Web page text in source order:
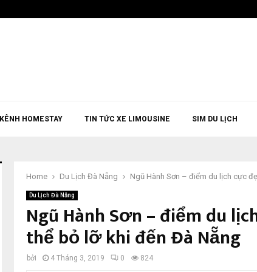
KÊNH HOMESTAY TIN TỨC XE LIMOUSINE SIM DU LỊCH
Home Du Lịch Đà Nẵng Ngũ Hành Sơn – điểm du lịch cực
Du Lịch Đà Nẵng
Ngũ Hành Sơn – điểm du
thể bỏ lỡ khi đến Đà Nẵng
bởi 4 Tháng 3, 2019 0 824